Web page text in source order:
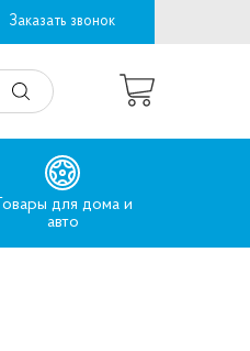
Заказать звонок
Товары для дома и
авто